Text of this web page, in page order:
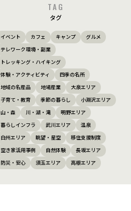
TAG
タグ
イベント カフェ キャンプ
グルメ
テレワーク環境・副業
トレッキング・ハイキング
体験・アクティビティ
四季の名所
地域の名産品
地場産業
大泉エリア
子育て・教育
季節の暮らし
小淵沢エリア
山・森
川・湖・滝
明野エリア
暮らしインフラ
武川エリア
温泉
白州エリア
眺望・星空
移住支援制度
空き家活用事例
自然体験
長坂エリア
防災・安心
須玉エリア 高根エリア